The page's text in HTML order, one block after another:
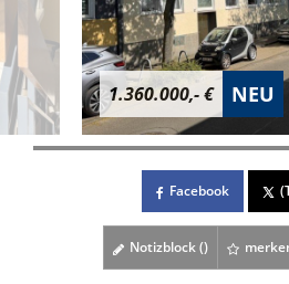
1.360.000,- € NEU
Facebook
Notizblock ()